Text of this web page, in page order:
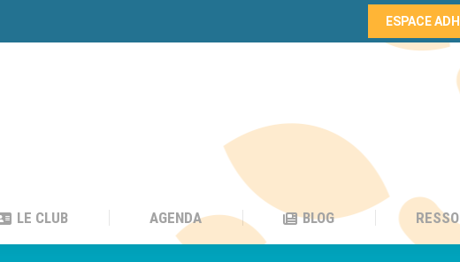
ESPACE
LE CLUB AGENDA BLOG